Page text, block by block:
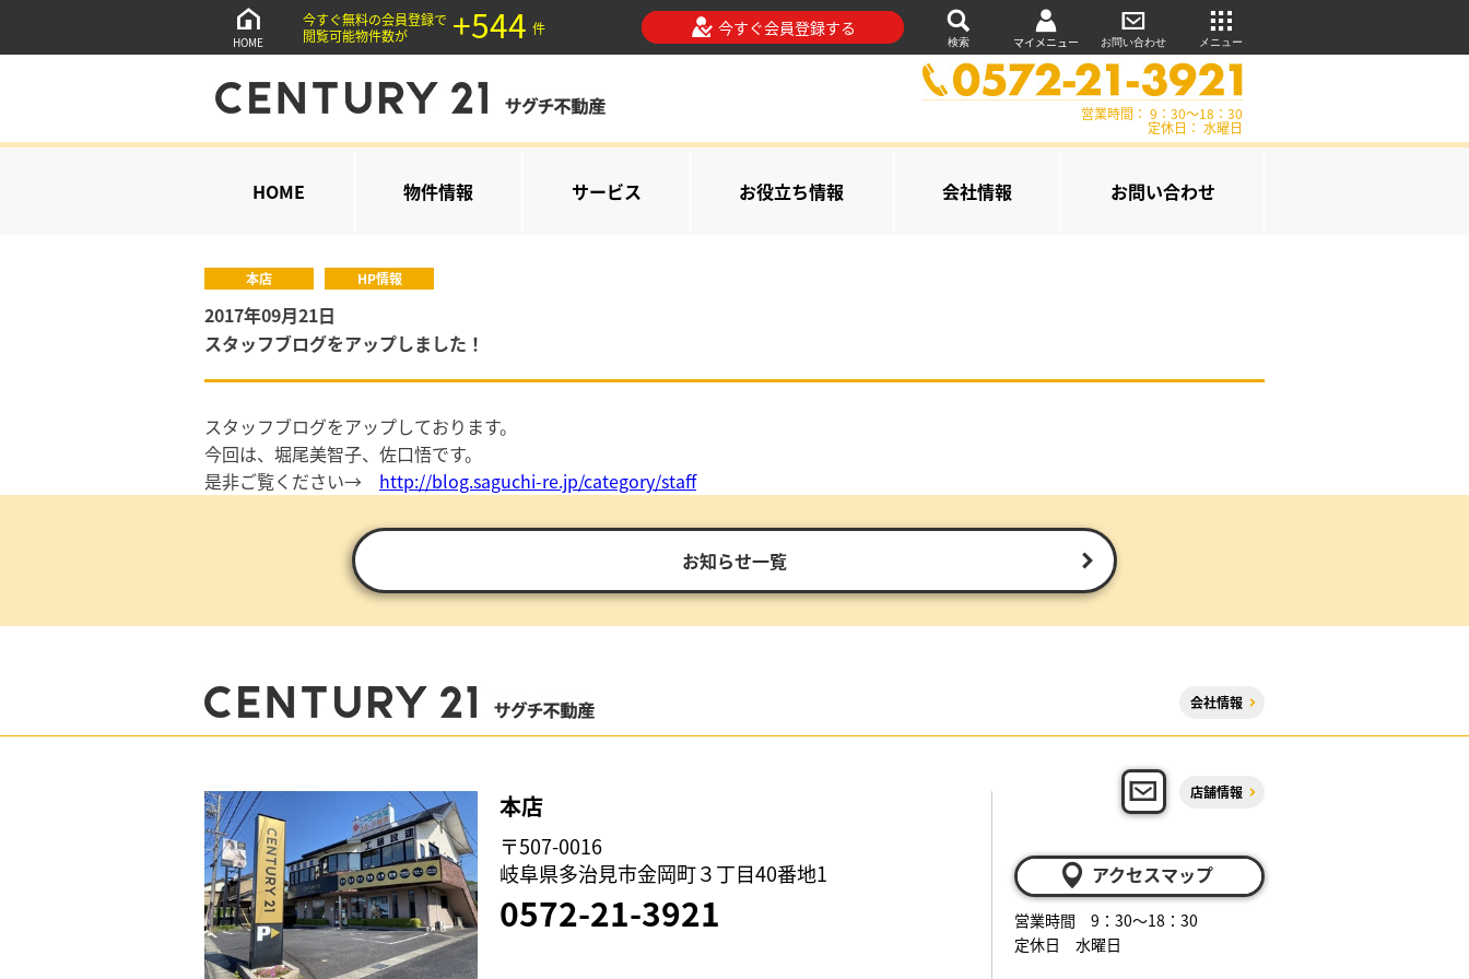
HOME
今すぐ無料の会員登録で
閲覧可能物件数が
+544 件 今すぐ会員登録する
検索 マイメニュー お問い合わせ メニュー
営業時間： 9：30～18：30
定休日： 水曜日
HOME 物件情報 サービス お役立ち情報 会社情報 お問い合わせ
本店 HP情報
2017年09月21日
スタッフブログをアップしました！
スタッフブログをアップしております。
今回は、堀尾美智子、佐口悟です。
是非ご覧ください→ http://blog.saguchi-re.jp/category/staff
お知らせ一覧
会社情報
本店
〒507-0016
岐阜県多治見市金岡町３丁目40番地1
0572-21-3921
店舗情報
アクセスマップ
営業時間 9：30～18：30
定休日 水曜日